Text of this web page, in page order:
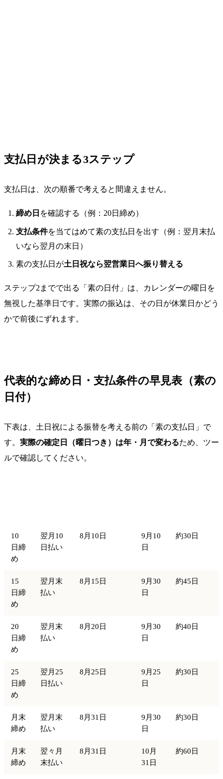
支払日が決まる3ステップ
支払日は、次の順番で考えると間違えません。
締め日 を確認する（例：20日締め）
支払条件を当てはめて素の支払日を出す（例：翌月末払
いなら翌月の末日）
素の支払日が土日祝なら翌営業日へ振り替える
ステップ2までで出る「素の日付」は、カレンダーの曜日を
無視した基準日です。実際の振込は、その日が休業日かどう
かで前後にずれます。
代表的な締め日・支払条件の早見表（素の
日付）
下表は、土日祝による振替を考える前の「素の支払日」で
す。 実際の確定日（曜日つき）は年・月で変わるため、ツー
ルで確認してください。
10
日締
め
翌月10
日払い
8月10日
9月10
日
約30日
15
日締
め
翌月末
払い
8月15日
9月30
日
約45日
20
日締
め
翌月末
払い
8月20日
9月30
日
約40日
25
日締
め
翌月25
日払い
8月25日
9月25
日
約30日
月末
締め
翌月末
払い
8月31日
9月30
日
約30日
月末
締め
翌々月
末払い
8月31日
10月
31日
約60日